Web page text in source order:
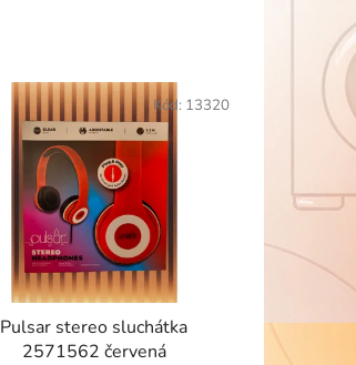
Pulsar stereo sluchátka
2571562 červená
Kód: 13320